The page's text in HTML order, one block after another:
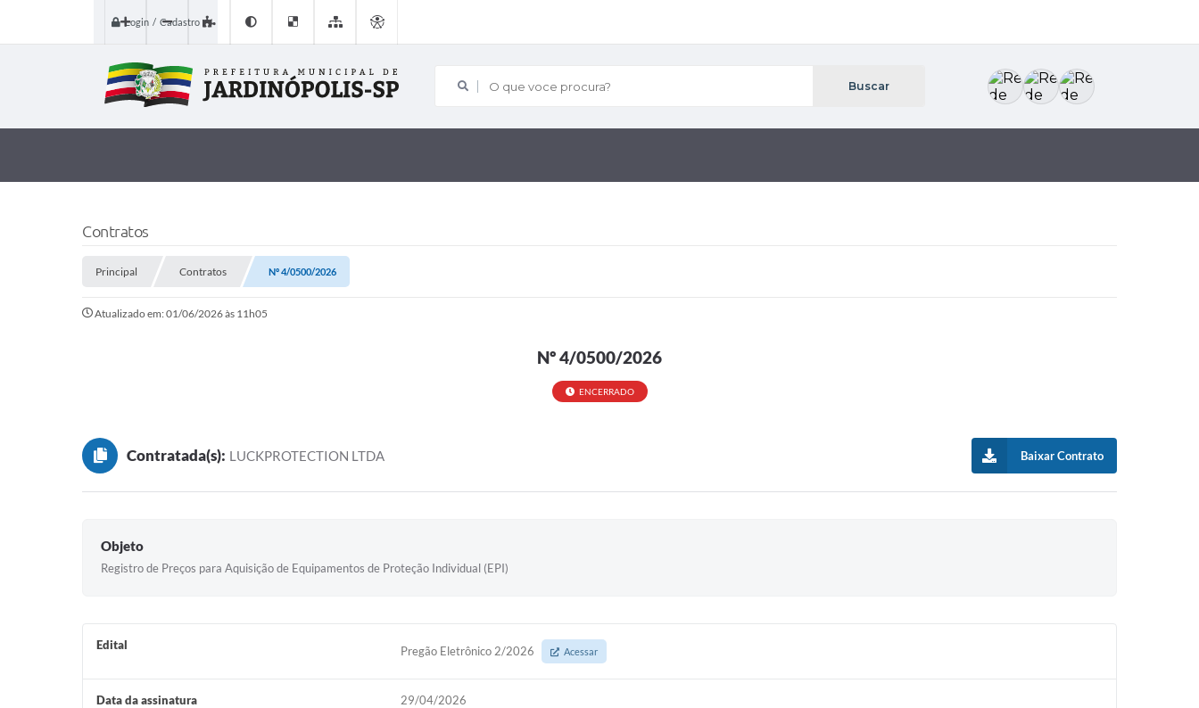
Login / Cadastro
O que voce procura?
Contratos
Principal Contratos Nº 4/0500/2026
Atualizado em: 01/06/2026 às 11h05
Nº 4/0500/2026
ENCERRADO
Contratada(s): LUCKPROTECTION LTDA Baixar Contrato
Objeto
Registro de Preços para Aquisição de Equipamentos de Proteção Individual (EPI)
Edital Pregão Eletrônico 2/2026 Acessar
Data da assinatura 29/04/2026